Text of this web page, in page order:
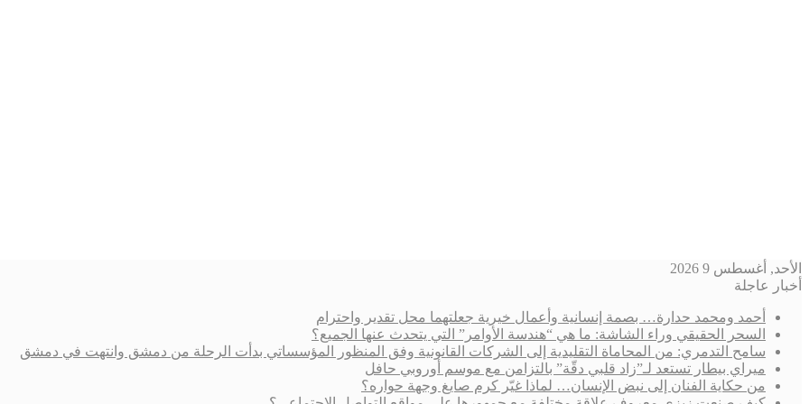
الأحد, أغسطس 9 2026
أخبار عاجلة
أحمد ومحمد حدارة… بصمة إنسانية وأعمال خيرية جعلتهما محل تقدير واحترام
السحر الحقيقي وراء الشاشة: ما هي “هندسة الأوامر” التي يتحدث عنها الجميع؟
سامح التدمري: من المحاماة التقليدية إلى الشركات القانونية وفق المنظور المؤسساتي بدأت الرحلة من دمشق وانتهت في دمشق
ميراي بيطار تستعد لـ”زاد قلبي دقّة” بالتزامن مع موسم أوروبي حافل
من حكاية الفنان إلى نبض الإنسان… لماذا غيّر كرم صايغ وجهة حواره؟